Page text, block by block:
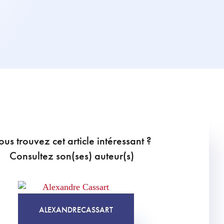
trouvez cet article intéressant ?
Consultez son(ses) auteur(s)
ALEXANDRECASSART